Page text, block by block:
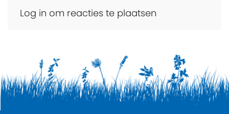
Log in om reacties te plaatsen